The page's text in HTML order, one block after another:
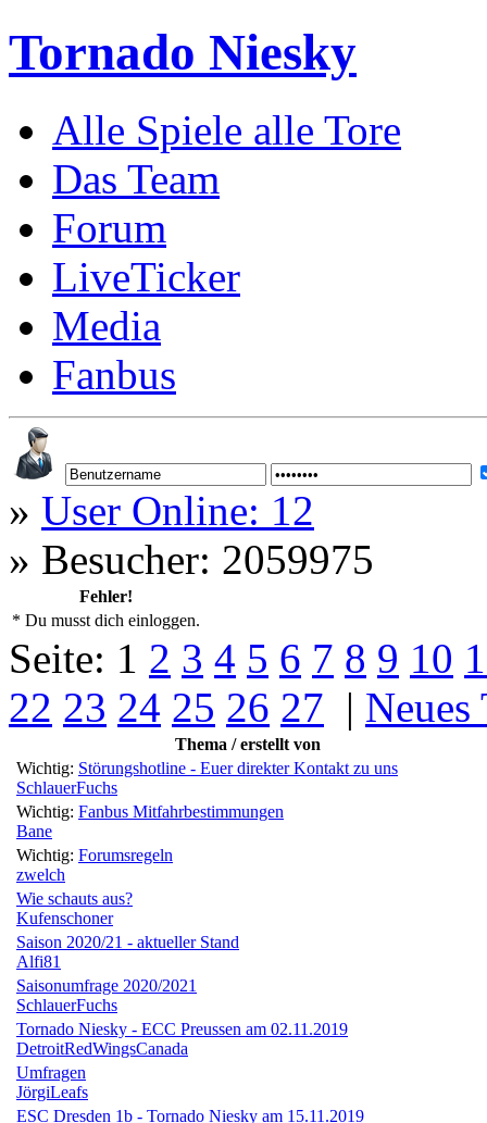
Tornado Niesky
Alle Spiele alle Tore
Das Team
Forum
LiveTicker
Media
Fanbus
» User Online: 12
» Besucher: 2059975
Fehler!
* Du musst dich einloggen.
Seite: 1 2 3 4 5 6 7 8 9 10
22 23 24 25 26 27 | Neues
Thema / erstellt von
Wichtig: Störungshotline - Euer direkter Kontakt zu uns
SchlauerFuchs
Wichtig: Fanbus Mitfahrbestimmungen
Bane
Wichtig: Forumsregeln
zwelch
Wie schauts aus?
Kufenschoner
Saison 2020/21 - aktueller Stand
Alfi81
Saisonumfrage 2020/2021
SchlauerFuchs
Tornado Niesky - ECC Preussen am 02.11.2019
DetroitRedWingsCanada
Umfragen
JörgiLeafs
ESC Dresden 1b - Tornado Niesky am 15.11.2019